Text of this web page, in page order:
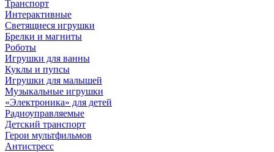
Транспорт
Интерактивные
Светящиеся игрушки
Брелки и магниты
Роботы
Игрушки для ванны
Куклы и пупсы
Игрушки для малышей
Музыкальные игрушки
«Электроника» для детей
Радиоуправляемые
Детский транспорт
Герои мультфильмов
Антистресс